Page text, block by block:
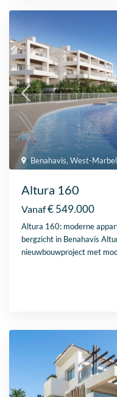
Benahavis,West-
Altura 160
Vanaf€ 549.000
Altura 160: moderne
bergzicht in Benahavís
nieuwbouwproject met